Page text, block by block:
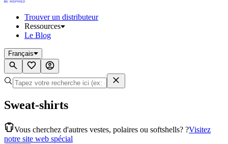
Trouver un distributeur
Ressources
Le Blog
Français
Sweat-shirts
Vous cherchez d'autres vestes, polaires ou softshells? ?Visitez
notre site web spécial